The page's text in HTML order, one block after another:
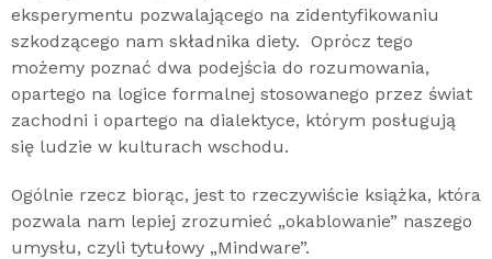
eksperymentu pozwalającego na zidentyfikowaniu
szkodzącego nam składnika diety. Oprócz tego
możemy poznać dwa podejścia do rozumowania,
opartego na logice formalnej stosowanego przez świat
zachodni i opartego na dialektyce, którym posługują
się ludzie w kulturach wschodu.
Ogólnie rzecz biorąc, jest to rzeczywiście książka, która
pozwala nam lepiej zrozumieć „okablowanie” naszego
umysłu, czyli tytułowy „Mindware”.